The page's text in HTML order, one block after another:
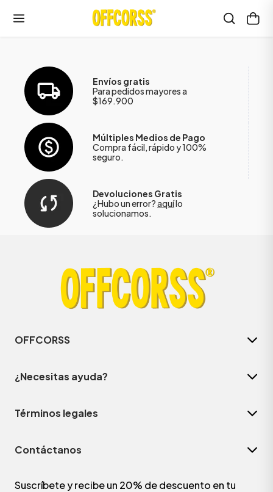
Envíos gratis
Para pedidos mayores a
$169.900
Múltiples Medios de Pago
Compra fácil, rápido y 100%
seguro.
Devoluciones Gratis
¿Hubo un error?aquílo
solucionamos.
OFFCORSS
¿Necesitas ayuda?
Términos legales
Contáctanos
Suscríbete y recibe un 20% de descuento en tu